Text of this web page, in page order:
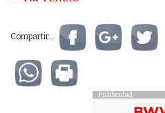
Compartir...
Publicidad